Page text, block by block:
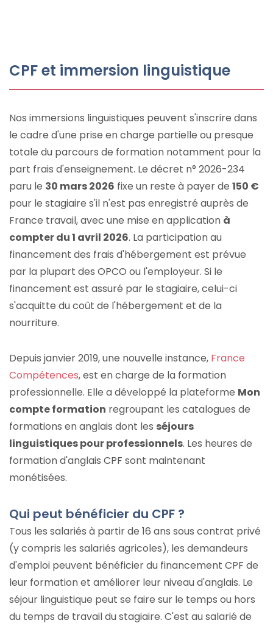
CPF et immersion linguistique
Nos immersions linguistiques peuvent s'inscrire dans
le cadre d'une prise en charge partielle ou presque
totale du parcours de formation notamment pour la
part frais d'enseignement. Le décret n° 2026-234
paru le 30 mars 2026 fixe un reste à payer de 150 €
pour le stagiaire s'il n'est pas enregistré auprès de
France travail, avec une mise en application à
compter du 1 avril 2026. La participation au
financement des frais d'hébergement est prévue
par la plupart des OPCO ou l'employeur. Si le
financement est assuré par le stagiaire, celui-ci
s'acquitte du coût de l'hébergement et de la
nourriture.
Depuis janvier 2019, une nouvelle instance, France
Compétences, est en charge de la formation
professionnelle. Elle a développé la plateforme Mon
compte formation regroupant les catalogues de
formations en anglais dont les séjours
linguistiques pour professionnels. Les heures de
formation d'anglais CPF sont maintenant
monétisées.
Qui peut bénéficier du CPF ?
Tous les salariés à partir de 16 ans sous contrat privé
(y compris les salariés agricoles), les demandeurs
d'emploi peuvent bénéficier du financement CPF de
leur formation et améliorer leur niveau d'anglais. Le
séjour linguistique peut se faire sur le temps ou hors
du temps de travail du stagiaire. C'est au salarié de